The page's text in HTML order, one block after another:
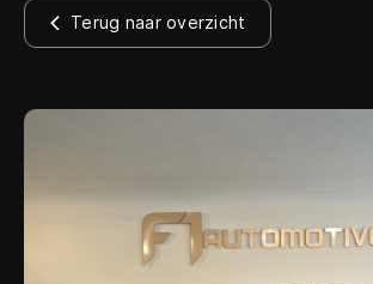
Collectie
Contact
Terug naar overzicht